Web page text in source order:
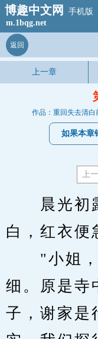
博趣中文网
手机版
m.1bqg.net
返回
上一章
作品：重回失去清
如果本章
上
晨光初露
白，红衣便
"小姐，
细。原是寺
子，谢家是